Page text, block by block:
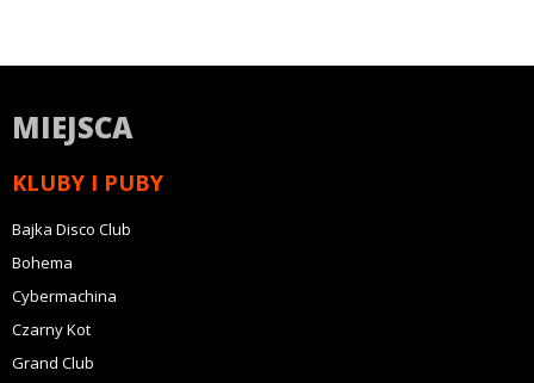
MIEJSCA
KLUBY I PUBY
Bajka Disco Club
Bohema
Cybermachina
Czarny Kot
Grand Club